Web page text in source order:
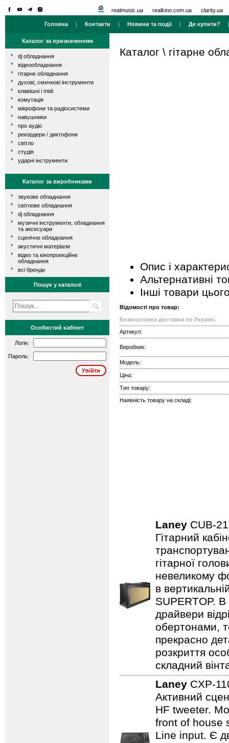
realmusic.ua realkino.com.ua clarity.ua
Головна | Контакти | Новини та події| Де купити?
Каталог за призначенням
dj обладнання
відеообладнання
гітарне обладнання
духові, смичкові інструменти
клавішні і midi
комутація
мікрофони та радіосистеми
навушники
про аудіо
рекордери / диктофони
світло
студія
ударні інструменти
Каталог за виробниками
звукове обладнання
світлове обладнання
dj обладнання
музичні інструменти, обладнання
та аксесуари
сценічне обладнання
акустичні матеріали
відео та кінопроекційне
обладнання
всі бренди
Пошук у каталозі
Особистий кабінет
Логін:
Пароль:
Каталог \ гітарне
Опис і
Альтернативні
Інші товари
Відомості про товар:
Безкоштовна доставка по Україні.
Артикул:
Виробник:
Модель:
Ціна:
Тип товару:
Наявність товару на складі:
Laney CUB-
Гітарний
гітарної
невеликому
в
SUPERTOP. В
драйвери
обертонами,
прекрасно
розкриття
складний
Laney CXP-
Активний
HF tweeter.
front of house
Line input. Є